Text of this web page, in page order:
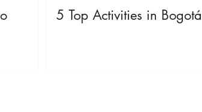
5 Top Activities in Bogotá